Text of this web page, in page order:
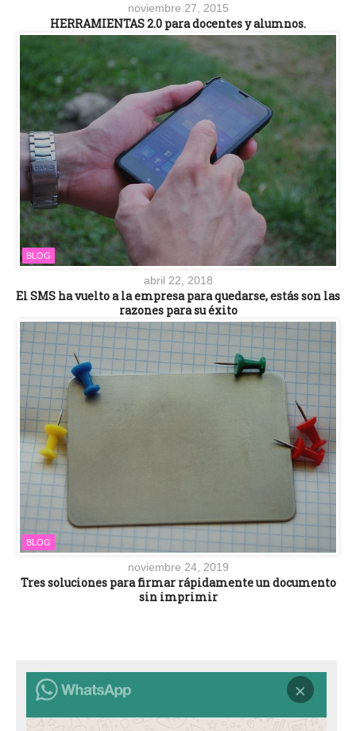
noviembre 27, 2015
HERRAMIENTAS 2.0 para docentes y alumnos.
BLOG
abril 22, 2018
El SMS ha vuelto a la empresa para quedarse, estás son las
razones para su éxito
BLOG
noviembre 24, 2019
Tres soluciones para firmar rápidamente un documento
sin imprimir